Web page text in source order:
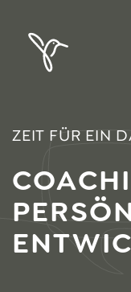
ZEIT FÜR EIN